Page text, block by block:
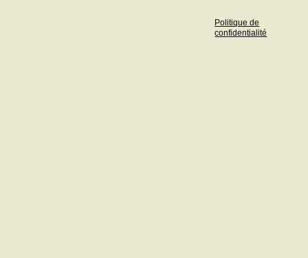
Politique de
confidentialité